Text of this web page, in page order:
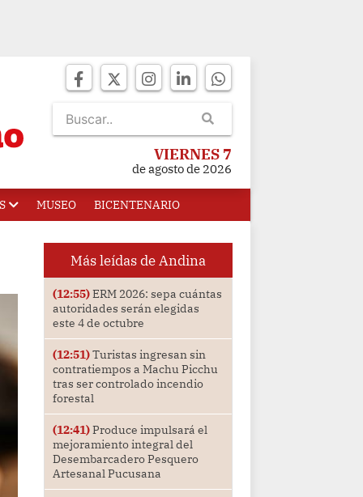
VIERNES 7
de agosto de 2026
MUSEO BICENTENARIO
Más leídas de Andina
(12:55)ERM 2026: sepa cuántas
autoridades serán elegidas
este 4 de octubre
(12:51)Turistas ingresan sin
contratiempos a Machu Picchu
tras ser controlado incendio
forestal
(12:41)Produce impulsará el
mejoramiento integral del
Desembarcadero Pesquero
Artesanal Pucusana